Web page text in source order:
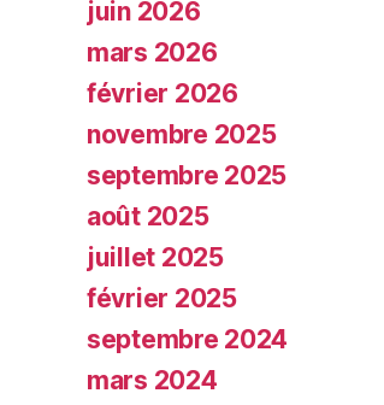
juin 2026
mars 2026
février 2026
novembre 2025
septembre 2025
août 2025
juillet 2025
février 2025
septembre 2024
mars 2024